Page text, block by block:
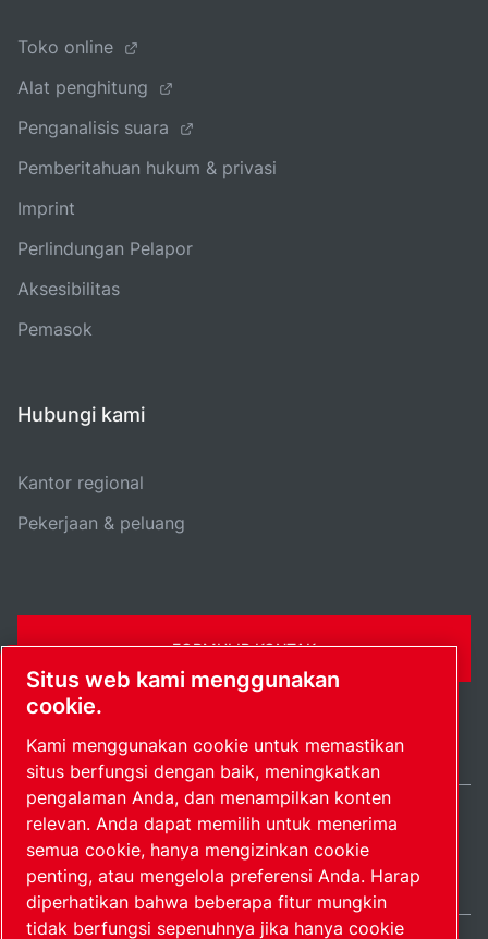
Toko online
Alat penghitung
Penganalisis suara
Pemberitahuan hukum & privasi
Imprint
Perlindungan Pelapor
Aksesibilitas
Pemasok
Hubungi kami
Kantor regional
Pekerjaan & peluang
FORMULIR KONTAK
Peta situsKelola preferensi© 2026 Hak Cipta.
Indonesia / IN
Situs web kami menggunakan
cookie.
Kami menggunakan cookie untuk memastikan
situs berfungsi dengan baik, meningkatkan
pengalaman Anda, dan menampilkan konten
relevan. Anda dapat memilih untuk menerima
semua cookie, hanya mengizinkan cookie
penting, atau mengelola preferensi Anda. Harap
diperhatikan bahwa beberapa fitur mungkin
tidak berfungsi sepenuhnya jika hanya cookie